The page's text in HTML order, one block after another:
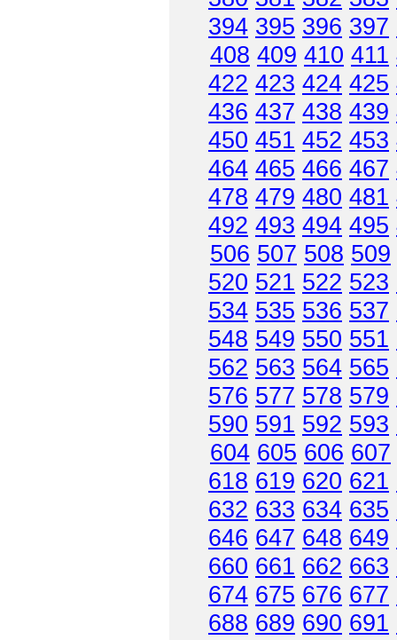
394 395 396 397
408 409 410 411
422 423 424 425
436 437 438 439
450 451 452 453
464 465 466 467
478 479 480 481
492 493 494 495
506 507 508 509
520 521 522 523
534 535 536 537
548 549 550 551
562 563 564 565
576 577 578 579
590 591 592 593
604 605 606 607
618 619 620 621
632 633 634 635
646 647 648 649
660 661 662 663
674 675 676 677
688 689 690 691